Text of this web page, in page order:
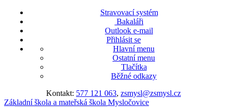
Stravovací systém
Bakaláři
Outlook e-mail
Přihlásit se
Hlavní menu
Ostatní menu
Tlačítka
Běžné odkazy
Kontakt: 577 121 063, zsmysl@zsmysl.cz
Základní škola a mateřská škola Mysločovice